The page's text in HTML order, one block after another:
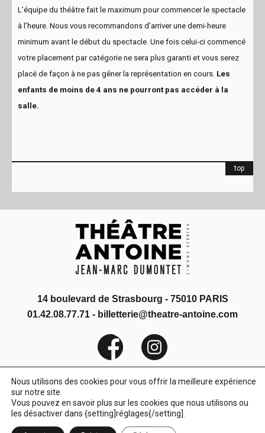
L’équipe du théâtre fait le maximum pour commencer le spectacle
à l’heure. Nous vous recommandons d’arriver une demi-heure
minimum avant le début du spectacle. Une fois celui-ci commencé
votre placement par catégorie ne sera plus garanti et vous serez
placé de façon à ne pas gêner la représentation en cours. Les
enfants de moins de 4 ans ne pourront pas accéder à la
salle.
top
14 boulevard de Strasbourg - 75010 PARIS
01.42.08.77.71 - billetterie@theatre-antoine.com
CONTACT MENTIONS LÉGALES
RÈGLEMENT INTÉRIEUR
CONFIDENTIALITÉ
Nous utilisons des cookies pour vous offrir la meilleure expérience
sur notre site.
Vous pouvez en savoir plus sur les cookies que nous utilisons ou
les désactiver dans {setting]réglages{/setting].